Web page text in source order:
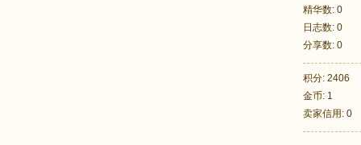
精华数: 0
日志数: 0
分享数: 0
积分: 2406
金币: 1
卖家信用: 0